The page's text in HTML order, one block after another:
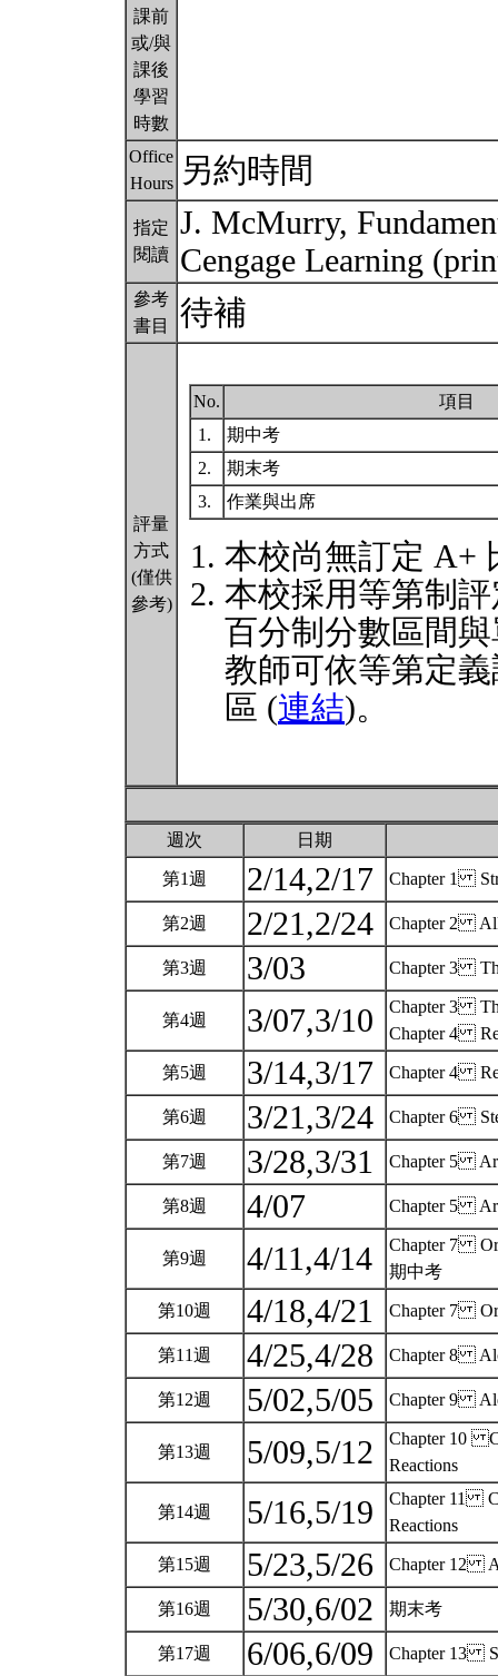
課前
或/與
課後
學習
時數
Office
Hours
另約時間
指定
閱讀
J. McMurry,
Cengage Learning
參考
書目
待補
評量
方式
(僅供
參考)
No.
項目
1.
期中考
2.
期末考
3.
作業與出席
本校尚無訂定 A+
本校採用等第制
百分制分數區間
教師可依等第定
區 (連結)。
週次 日期
第1週 2/14,2/17 Chapter 1
第2週 2/21,2/24 Chapter 2
第3週 3/03 Chapter 3
第4週 3/07,3/10
Chapter 3
Chapter 4
第5週 3/14,3/17 Chapter 4
第6週 3/21,3/24 Chapter 6
第7週 3/28,3/31 Chapter 5
第8週 4/07 Chapter 5
第9週 4/11,4/14
Chapter 7
期中考
第10週 4/18,4/21 Chapter 7
第11週 4/25,4/28 Chapter 8
第12週 5/02,5/05 Chapter 9
第13週 5/09,5/12
Chapter 10
Reactions
第14週 5/16,5/19
Chapter 11
Reactions
第15週 5/23,5/26 Chapter 12
第16週 5/30,6/02 期末考
第17週 6/06,6/09 Chapter 13